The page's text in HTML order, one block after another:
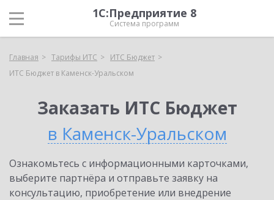
1С:Предприятие 8
Система программ
Главная Тарифы ИТС
ИТС Бюджет
ИТС Бюджет в Каменск-Уральском
Заказать ИТС Бюджет
в Каменск-Уральском
Ознакомьтесь с информационными карточками,
выберите партнёра и отправьте заявку на
консультацию, приобретение или внедрение